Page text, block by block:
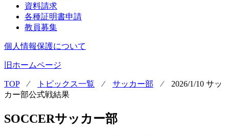
資料請求
各種証明書申請
教員募集
個人情報保護について
旧ホームページ
TOP⁄ トピックス一覧 ⁄ サッカー部 ⁄ 2026/1/10 サッ
カー部公式戦結果
SOCCERサッカー部